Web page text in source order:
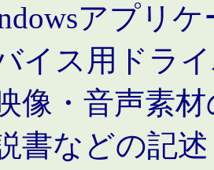
アプリ
イス用ドラ
像・音声素
書などの記